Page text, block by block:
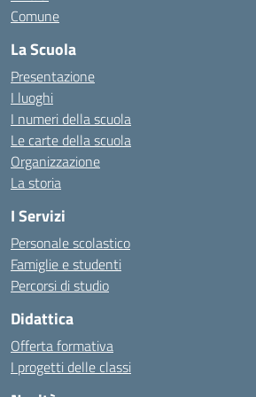
Comune
La Scuola
Presentazione
I luoghi
I numeri della scuola
Le carte della scuola
Organizzazione
La storia
I Servizi
Personale scolastico
Famiglie e studenti
Percorsi di studio
Didattica
Offerta formativa
I progetti delle classi